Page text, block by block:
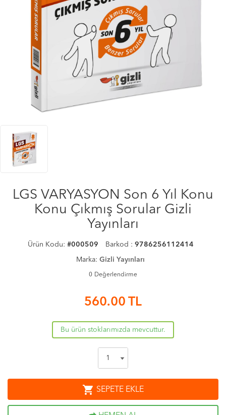
LGS VARYASYON Son 6 Yıl Konu
Konu Çıkmış Sorular Gizli
Yayınları
Ürün Kodu: #000509 Barkod : 9786256112414
Marka: Gizli Yayınları
0 Değerlendirme
560.00 TL
Bu ürün stoklarımızda mevcuttur.
shopping_cart SEPETE EKLE